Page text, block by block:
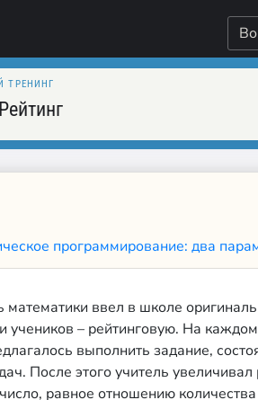
ТРЕНИНГ
Рейтинг
программирование: два
математики ввел в школе
учеников – рейтинговую. На
выполнить задание,
После этого учитель увеличивал
равное отношению количества